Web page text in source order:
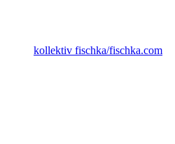
kollektiv fischka/fischka.com